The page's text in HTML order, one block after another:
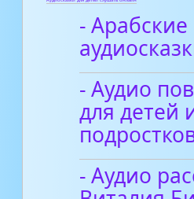
- Арабские
- Аудио
для детей
- Аудио